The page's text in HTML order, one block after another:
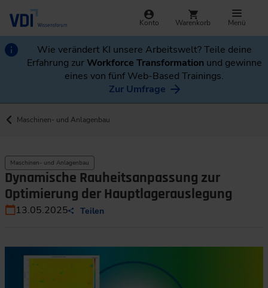
Konto Warenkorb Menü
Wie verändert KI unsere Arbeitswelt? Teile deine
Erfahrung zurWorkforce Transformation und gewinne
eines von fünf Web-Based Trainings.
Zur Umfrage
Maschinen- und Anlagenbau
Maschinen- und Anlagenbau
Dynamische Rauheitsanpassung zur
Optimierung der Hauptlagerauslegung
13.05.2025 Teilen
Zusammenfassende Darstellung des